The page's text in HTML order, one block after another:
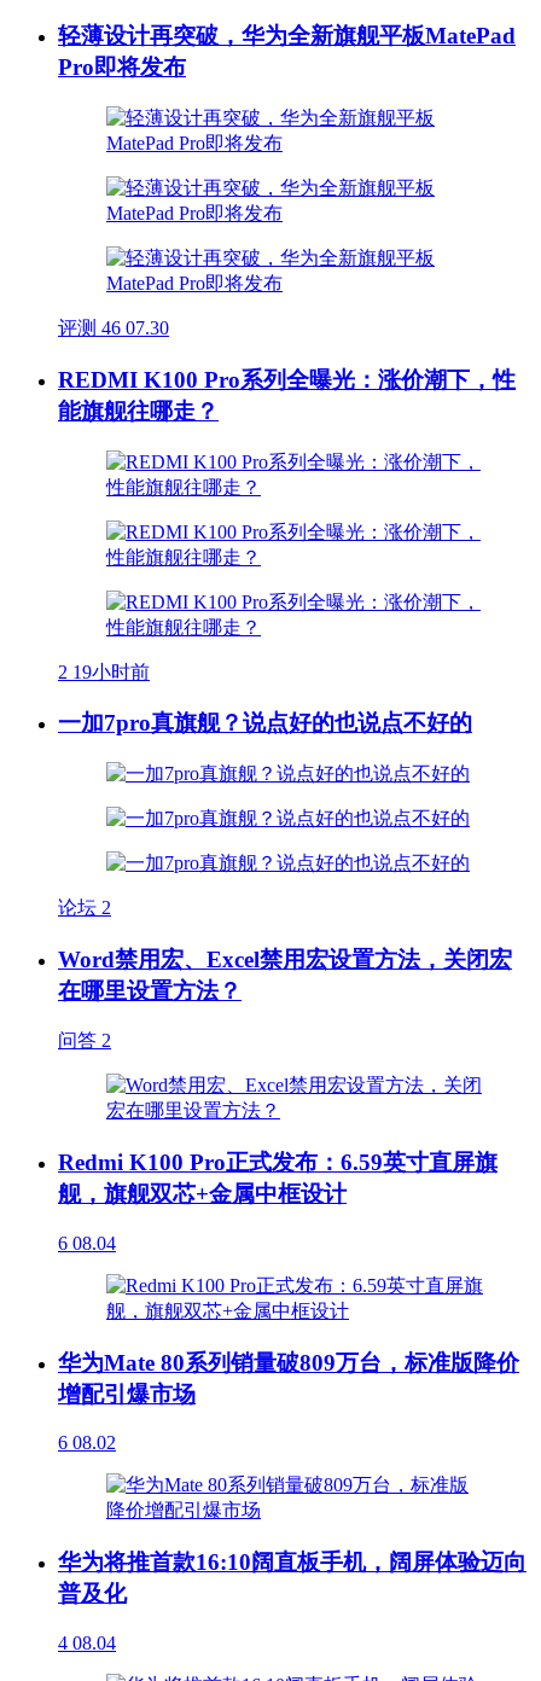
轻薄设计再突破，华为全新旗舰平板MatePad
Pro即将发布
评测 46 07.30
REDMI K100 Pro系列全曝光：涨价潮下，性
能旗舰往哪走？
2 19小时前
一加7pro真旗舰？说点好的也说点不好的
论坛 2
Word禁用宏、Excel禁用宏设置方法，关闭宏
在哪里设置方法？
问答 2
Redmi K100 Pro正式发布：6.59英寸直屏旗
舰，旗舰双芯+金属中框设计
6 08.04
华为Mate 80系列销量破809万台，标准版降价
增配引爆市场
6 08.02
华为将推首款16:10阔直板手机，阔屏体验迈向
普及化
4 08.04